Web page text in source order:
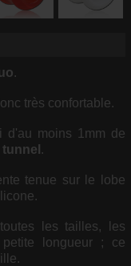
.
très confortable.
d'au moins 1mm de
tunnel .
tenue sur le lobe
les tailles, les
longueur ; ce